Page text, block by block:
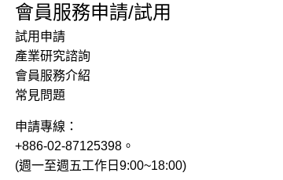
會員服務申請/試用
試用申請
產業研究諮詢
會員服務介紹
常見問題
申請專線：
+886-02-87125398。
(週一至週五工作日9:00~18:00)